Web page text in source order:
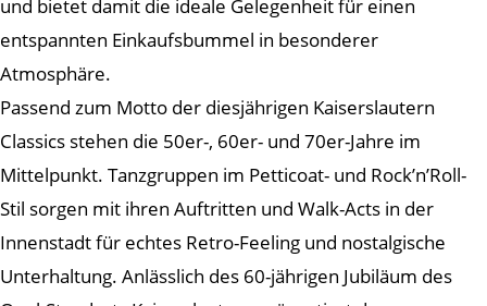
und bietet damit die ideale Gelegenheit für einen
entspannten Einkaufsbummel in besonderer
Atmosphäre.
Passend zum Motto der diesjährigen Kaiserslautern
Classics stehen die 50er-, 60er- und 70er-Jahre im
Mittelpunkt. Tanzgruppen im Petticoat- und Rock’n’Roll-
Stil sorgen mit ihren Auftritten und Walk-Acts in der
Innenstadt für echtes Retro-Feeling und nostalgische
Unterhaltung. Anlässlich des 60-jährigen Jubiläum des